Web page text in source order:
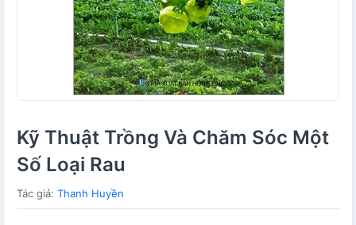
Kỹ Thuật Trồng Và Chăm Sóc Một
Số Loại Rau
Tác giả: Thanh Huyền